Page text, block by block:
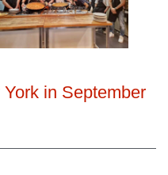
in September